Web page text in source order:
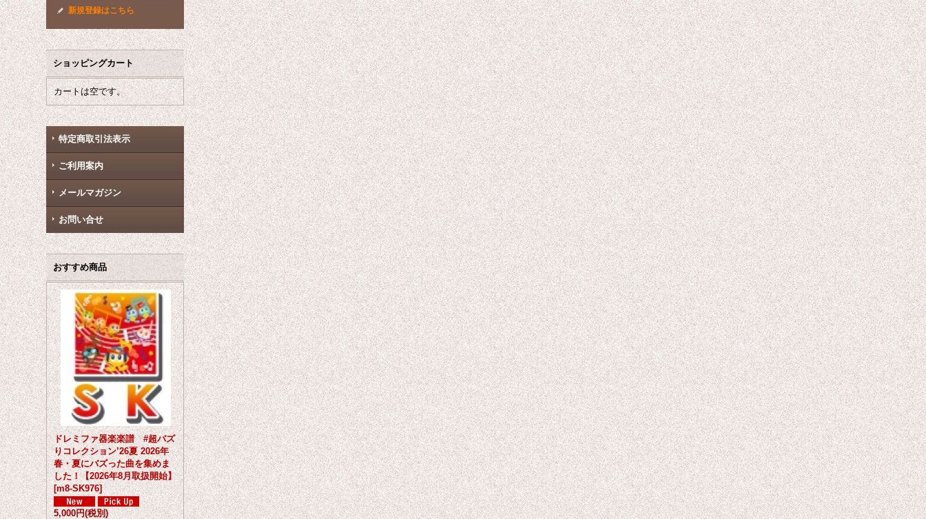
新規登録はこちら
ショッピングカート
カートは空です。
特定商取引法表示
ご利用案内
メールマガジン
お問い合せ
おすすめ商品
ドレミファ器楽楽譜 #超バズ
りコレクション’26夏 2026年
春・夏にバズった曲を集めま
した！【2026年8月取扱開始】
[m8-SK976]
5,000円(税別)